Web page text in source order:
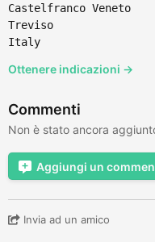
Castelfranco Veneto
Treviso
Italy
Ottenere indicazioni →
Commenti
Non è stato ancora
Aggiungi un
Invia ad un amico